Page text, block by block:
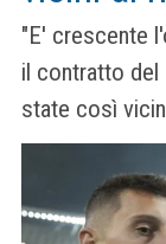
"E' crescente
il contratto del
state così